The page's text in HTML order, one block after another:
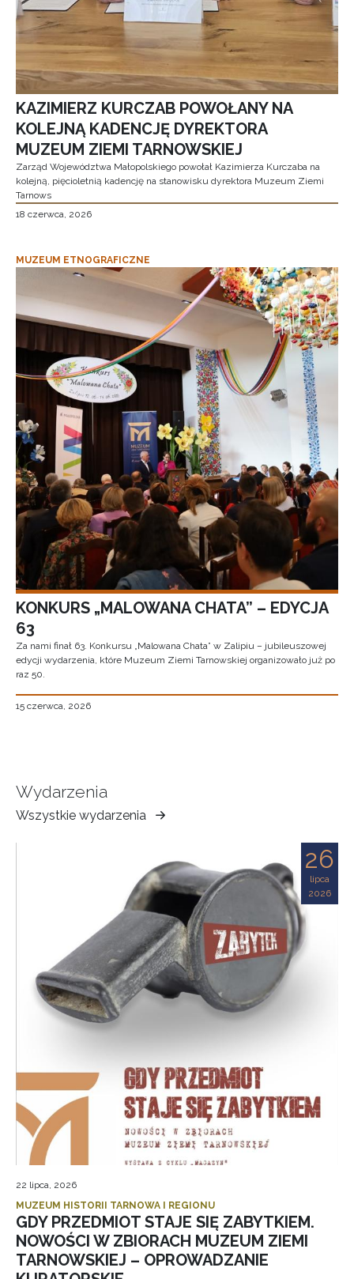
KAZIMIERZ KURCZAB POWOŁANY NA
KOLEJNĄ KADENCJĘ DYREKTORA
MUZEUM ZIEMI TARNOWSKIEJ
Zarząd Województwa Małopolskiego powołał Kazimierza Kurczaba na
kolejną, pięcioletnią kadencję na stanowisku dyrektora Muzeum Ziemi
Tarnows
18 czerwca, 2026
MUZEUM ETNOGRAFICZNE
KONKURS „MALOWANA CHATA” – EDYCJA
63
Za nami finał 63. Konkursu „Malowana Chata” w Zalipiu – jubileuszowej
edycji wydarzenia, które Muzeum Ziemi Tarnowskiej organizowało już po
raz 50.
15 czerwca, 2026
Wydarzenia
Wszystkie wydarzenia
Muzeum
Ziemi
26
lipca
2026
22 lipca, 2026
MUZEUM HISTORII TARNOWA I REGIONU
GDY PRZEDMIOT STAJE SIĘ ZABYTKIEM.
NOWOŚCI W ZBIORACH MUZEUM ZIEMI
TARNOWSKIEJ – OPROWADZANIE